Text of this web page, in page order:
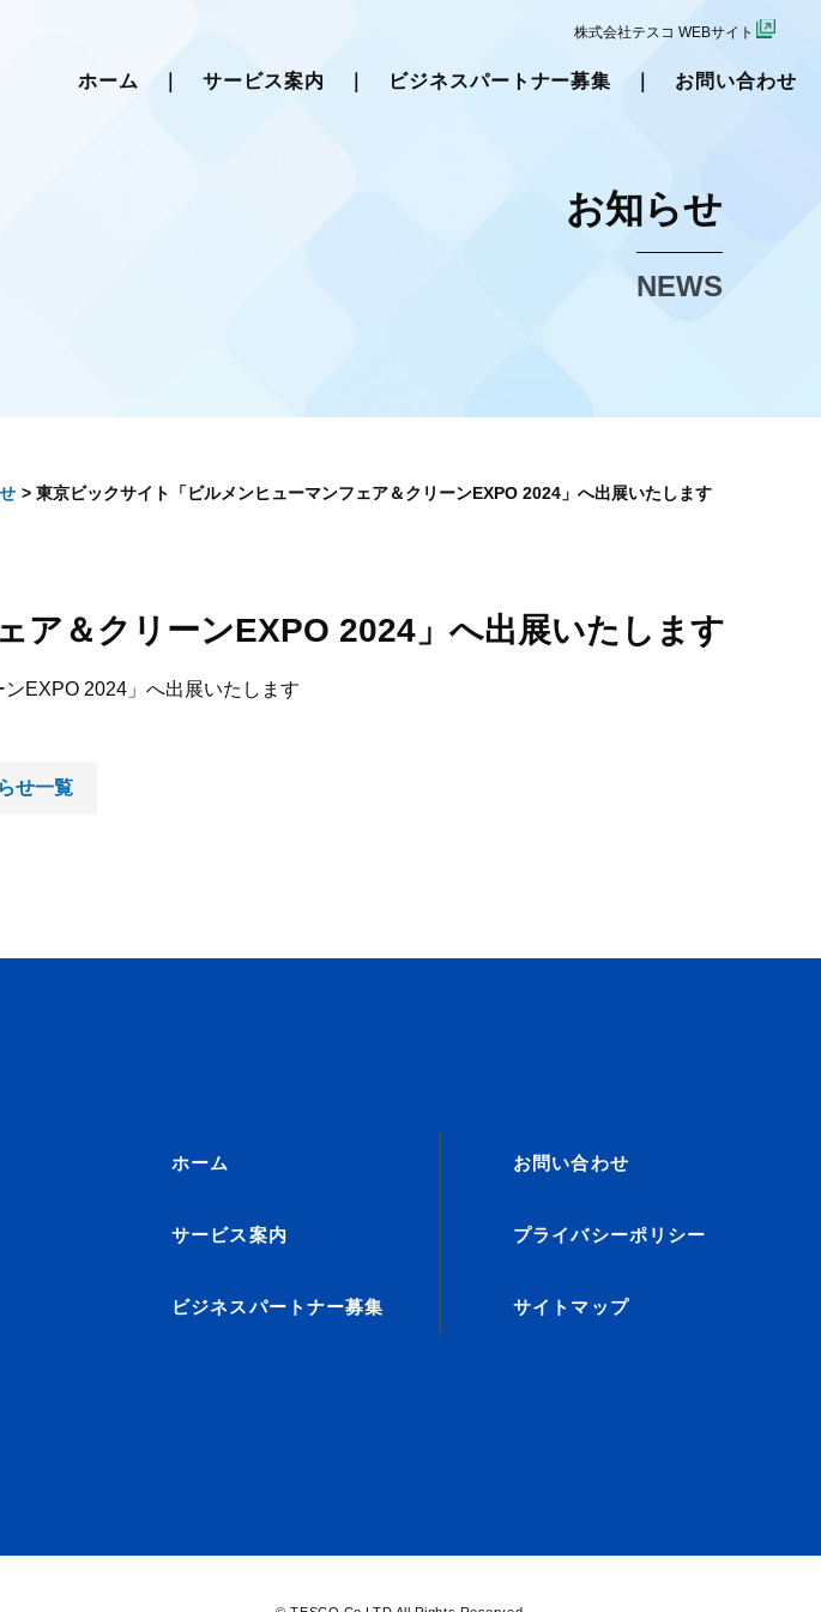
株式会社テスコ WEBサイト
ホーム サービス案内 ビジネスパートナー募集 お問い合わせ
お知らせ
NEWS
東京ビックサイト「ビルメンヒューマンフェア＆クリーンEXPO 2024」へ出展いたします
ア＆クリーンEXPO 2024」へ出展いたします
EXPO 2024」へ出展いたします
せ一覧
ホーム
サービス案内
ビジネスパートナー募集
お問い合わせ
プライバシーポリシー
サイトマップ